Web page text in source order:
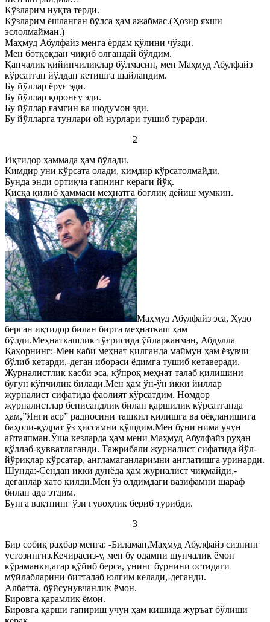
Кўзларим нуқта терди.
Кўзларим ёшланган бўлса ҳам ажабмас.(Ҳозир яхши
эслолмайман.)
Маҳмуд Абулфайз менга ёрдам қўлини чўзди.
Мен ботқоқдан чиқиб олгандай бўлдим.
Қанчалик қийинчиликлар бўлмасин, мен Маҳмуд Абулфайз
кўрсатган йўлдан кетишга шайландим.
Бу йўллар ёруғ эди.
Бу йўллар қоронғу эди.
Бу йўллар ғамгин ва шодумон эди.
Бу йўлларга тунлари ой нурлари тушиб турарди.
2
Иқтидор ҳаммада ҳам бўлади.
Кимдир уни кўрсата олади, кимдир кўрсатолмайди.
Бунда энди ортиқча гапнинг кераги йўқ.
Қисқа қилиб ҳаммаси меҳнатга боғлиқ дейиш мумкин.
Маҳмуд Абулфайз эса, Худо
берган иқтидор билан бирга меҳнаткаш ҳам
бўлди.Меҳнаткашлик тўғрисида ўйларканман, Абдулла
Қаҳорнинг:-Мен каби меҳнат қилганда маймун ҳам ёзувчи
бўлиб кетарди,-деган ибораси ёдимга тушиб кетаверади.
Журналистлик касби эса, кўпроқ меҳнат талаб қилишини
бугун кўпчилик билади.Мен ҳам ўн-ўн икки йиллар
журналист сифатида фаолият кўрсатдим. Номдор
журналистлар беписандлик билан қаршилик кўрсатганда
ҳам,”Янги аср” радиосини ташкил қилишга ва оёқланишига
баҳоли-қудрат ўз ҳиссамни қўшдим.Мен буни нима учун
айтаяпман.Ўша кезларда ҳам мени Маҳмуд Абулфайз руҳан
қўллаб-қувватлаганди. Тажрибали журналист сифатида йўл-
йўриқлар кўрсатар, англамаганларимни англатишга уринарди.
Шунда:-Сендан икки дунёда ҳам журналист чиқмайди,-
деганлар хато қилди.Мен ўз олдимдаги вазифамни шараф
билан адо этдим.
Бунга вақтнинг ўзи гувоҳлик бериб турибди.
3
Бир собиқ раҳбар менга: -Биламан,Маҳмуд Абулфайз сизнинг
устозингиз.Кечирасиз-у, мен бу одамни шунчалик ёмон
кўраманки,агар қўйиб берса, унинг бурнини остидаги
мўйлабларини битталаб юлгим келади,-деганди.
Албатта, бўйсунувчанлик ёмон.
Бировга қарамлик ёмон.
Бировга қарши гапириш учун ҳам кишида журъат бўлиши